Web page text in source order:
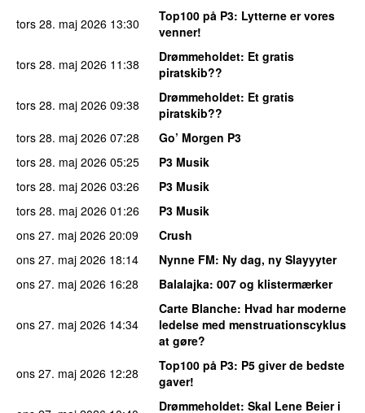
tors 28. maj 2026 13:30 Top100 på P3: Lytterne er vores
venner!
tors 28. maj 2026 11:38 Drømmeholdet: Et gratis
piratskib??
tors 28. maj 2026 09:38 Drømmeholdet: Et gratis
piratskib??
tors 28. maj 2026 07:28
Go’ Morgen P3
tors 28. maj 2026 05:25
P3 Musik
tors 28. maj 2026 03:26
P3 Musik
tors 28. maj 2026 01:26
P3 Musik
ons 27. maj 2026 20:09
Crush
ons 27. maj 2026 18:14 Nynne FM: Ny dag, ny Slayyyter
ons 27. maj 2026 16:28 Balalajka: 007 og klistermærker
ons 27. maj 2026 14:34
Carte Blanche: Hvad har moderne
ledelse med menstruationscyklus
at gøre?
ons 27. maj 2026 12:28 Top100 på P3: P5 giver de bedste
gaver!
Drømmeholdet: Skal Lene Beier i